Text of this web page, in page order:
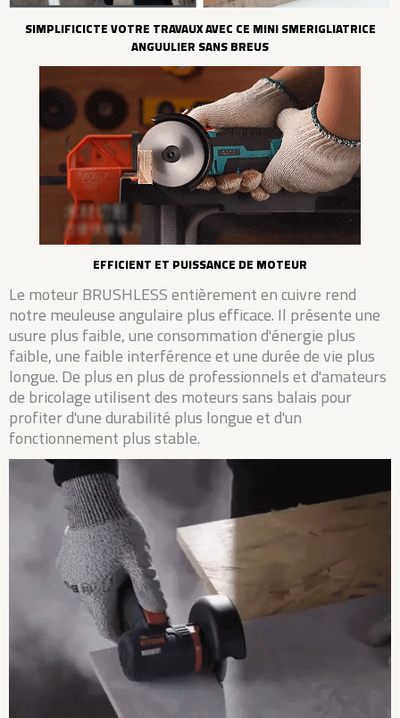
SIMPLIFICICTE VOTRE TRAVAUX AVEC CE MINI SMERIGLIATRICE
ANGUULIER SANS BREUS
EFFICIENT ET PUISSANCE DE MOTEUR
Le moteur BRUSHLESS entièrement en cuivre rend
notre meuleuse angulaire plus efficace. Il présente une
usure plus faible, une consommation d'énergie plus
faible, une faible interférence et une durée de vie plus
longue. De plus en plus de professionnels et d'amateurs
de bricolage utilisent des moteurs sans balais pour
profiter d'une durabilité plus longue et d'un
fonctionnement plus stable.